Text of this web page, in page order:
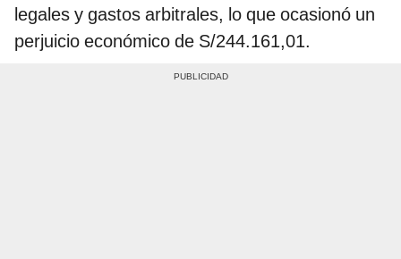
legales y gastos arbitrales, lo que ocasionó un
perjuicio económico de S/244.161,01.